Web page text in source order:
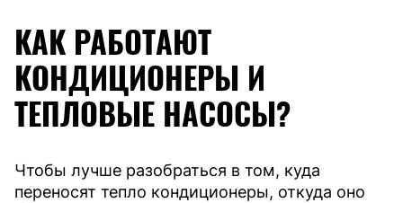
КАК РАБОТАЮТ
КОНДИЦИОНЕРЫ И
ТЕПЛОВЫЕ НАСОСЫ?
Чтобы лучше разобраться в том, куда
переносят тепло кондиционеры, откуда оно